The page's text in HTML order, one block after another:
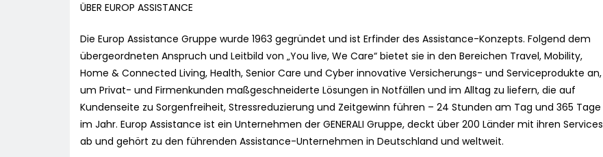
ÜBER EUROP ASSISTANCE
Die Europ Assistance Gruppe wurde 1963 gegründet und ist Erfinder des Assistance-Konzepts. Folgend dem
übergeordneten Anspruch und Leitbild von „You live, We Care“ bietet sie in den Bereichen Travel, Mobility,
Home & Connected Living, Health, Senior Care und Cyber innovative Versicherungs- und Serviceprodukte an,
um Privat- und Firmenkunden maßgeschneiderte Lösungen in Notfällen und im Alltag zu liefern, die auf
Kundenseite zu Sorgenfreiheit, Stressreduzierung und Zeitgewinn führen – 24 Stunden am Tag und 365 Tage
im Jahr. Europ Assistance ist ein Unternehmen der GENERALI Gruppe, deckt über 200 Länder mit ihren Services
ab und gehört zu den führenden Assistance-Unternehmen in Deutschland und weltweit.